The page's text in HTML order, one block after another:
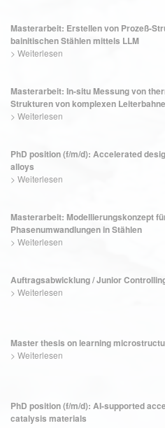
Masterarbeit: Erstellen von Prozeß-
bainitischen Stählen mittels LLM
> Weiterlesen
Masterarbeit: In-situ Messung von
Strukturen von komplexen
> Weiterlesen
PhD position (f/m/d): Accelerated
alloys
> Weiterlesen
Masterarbeit: Modellierungskonzept
Phasenumwandlungen in Stählen
> Weiterlesen
Auftragsabwicklung / Junior
> Weiterlesen
Master thesis on learning
> Weiterlesen
PhD position (f/m/d): AI-supported
catalysis materials